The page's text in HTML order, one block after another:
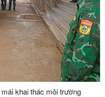
khai thác môi trường